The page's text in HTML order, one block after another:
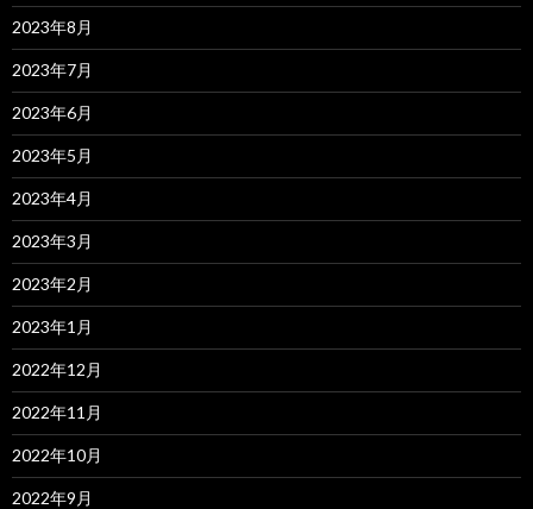
2023年8月
2023年7月
2023年6月
2023年5月
2023年4月
2023年3月
2023年2月
2023年1月
2022年12月
2022年11月
2022年10月
2022年9月